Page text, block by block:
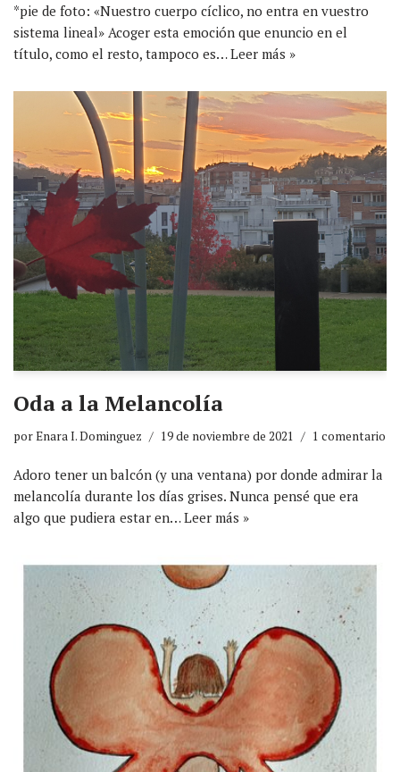
*pie de foto: «Nuestro cuerpo cíclico, no entra en vuestro
sistema lineal» Acoger esta emoción que enuncio en el
título, como el resto, tampoco es…Leer más »
Oda a la Melancolía
porEnara I. Dominguez 19 de noviembre de 2021 1 comentario
Adoro tener un balcón (y una ventana) por donde admirar la
melancolía durante los días grises. Nunca pensé que era
algo que pudiera estar en…Leer más »